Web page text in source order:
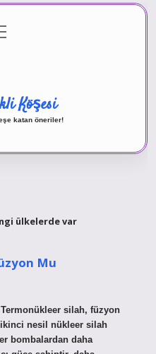
Köşesi
katan öneriler!
ülkelerde var
Mu
silah, füzyon
nesil nükleer silah
bombalardan daha